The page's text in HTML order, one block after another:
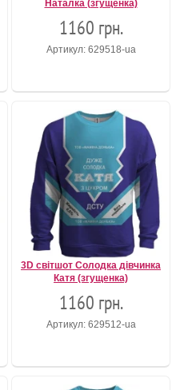
Наталка (згущенка)
1160 грн.
Артикул: 629518-ua
3D світшот Солодка дівчинка
Катя (згущенка)
1160 грн.
Артикул: 629512-ua